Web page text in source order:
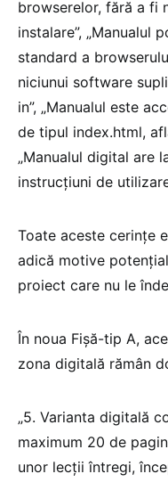
browserelor, fără a fi
instalare”, „Manualul
standard a
niciunui software
in”, „Manualul este
de tipul index.html,
„Manualul digital are
instrucțiuni de
Toate aceste cerințe
adică motive
proiect care nu le
În noua Fișă-tip A,
zona digitală rămân
„5. Varianta digitală
maximum 20 de
unor lecții întregi,